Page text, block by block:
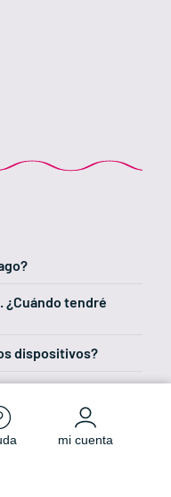
¿Cuándo tendré
dispositivos?
el curso?
mi cuenta